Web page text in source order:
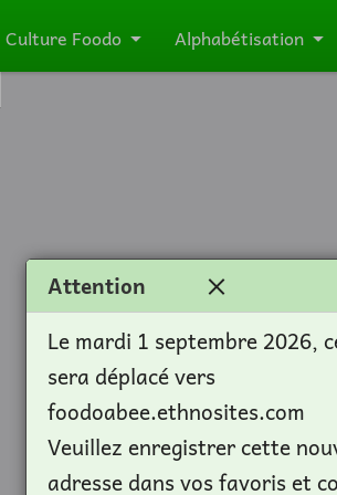
Culture Foodo Alphabétisation
Attention
Le mardi 1 septembre 2026,
sera déplacé vers
foodoabee.ethnosites.com
Veuillez enregistrer cette
adresse dans vos favoris et